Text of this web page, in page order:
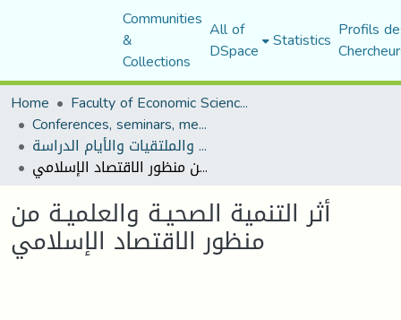
Communities
&
Collections
All of
DSpace Statistics Profils
Home
Faculty of Economic Sciences, Commerce and Management Sciences
Conferences, seminars, meetings, and study days
المؤتمرات والندوات والملتقيات والأيام الدراسة
أثر التنمية الصحيـة والعلميـة من منظور الاقتصاد الإسلامي
أثر التنمية الصحيـة والعلميـة من
منظور الاقتصاد الإسلامي